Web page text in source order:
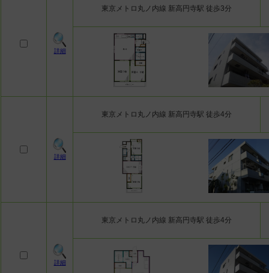
詳細
東京メトロ丸ノ内線 新高円寺駅 徒歩3分
詳細
東京メトロ丸ノ内線 新高円寺駅 徒歩4分
詳細
東京メトロ丸ノ内線 新高円寺駅 徒歩4分